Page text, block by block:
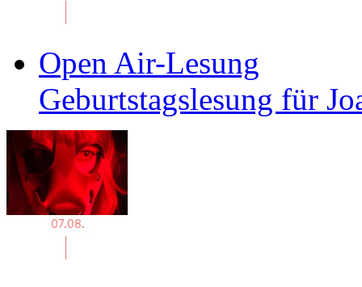
Open Air-Lesung
Geburtstagslesung für